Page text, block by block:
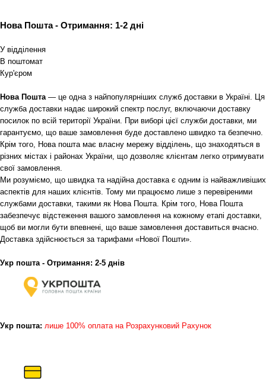
Нова Пошта - Отримання: 1-2 дні
У відділення
В поштомат
Кур'єром
Нова Пошта — це одна з найпопулярніших служб доставки в Україні. Ця
служба доставки надає широкий спектр послуг, включаючи доставку
посилок по всій території України. При виборі цієї служби доставки, ми
гарантуємо, що ваше замовлення буде доставлено швидко та безпечно.
Крім того, Нова пошта має власну мережу відділень, що знаходяться в
різних містах і районах України, що дозволяє клієнтам легко отримувати
свої замовлення.
Ми розуміємо, що швидка та надійна доставка є одним із найважливіших
аспектів для наших клієнтів. Тому ми працюємо лише з перевіреними
службами доставки, такими як Нова Пошта. Крім того, Нова Пошта
забезпечує відстеження вашого замовлення на кожному етапі доставки,
щоб ви могли бути впевнені, що ваше замовлення доставиться вчасно.
Доставка здійснюється за тарифами «Нової Пошти».
Укр пошта - Отримання: 2-5 днів
Укр пошта: лише 100% оплата на Розрахунковий Рахунок